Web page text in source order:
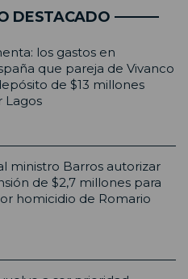
DESTACADO
los gastos en
que pareja de Vivanco
de $13 millones
Lagos
ministro Barros autorizar
de $2,7 millones para
homicidio de Romario